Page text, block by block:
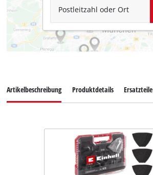
Postleitzahl oder Ort
Artikelbeschreibung Produktdetails Ersatzteile